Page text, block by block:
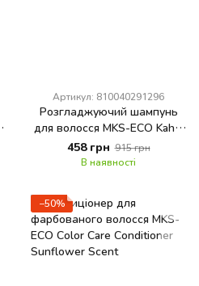
Артикул: 810040291296
Розгладжуючий шампунь
для волосся MKS-ECO Kahm
Smoothing Shampoo Original
Scent
458 грн 915 грн
В наявності
−50%